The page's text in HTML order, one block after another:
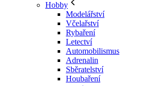
Hobby
Modelářství
Včelařství
Rybaření
Letectví
Automobilismus
Adrenalin
Sběratelství
Houbaření